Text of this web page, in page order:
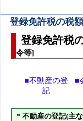
登録免許税の税
登録免許税
令等]
■不動産の登
記
■
* 不動産の登記(主